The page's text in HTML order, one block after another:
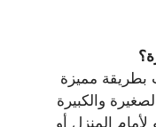
بطريقة مميزة
والكبيرة
لأمام المنزل أو